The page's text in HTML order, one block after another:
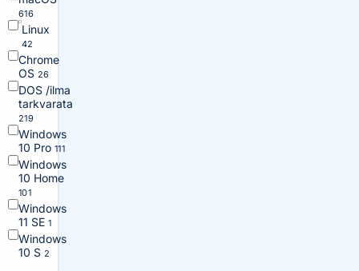
616
Linux
42
Chrome
OS 26
DOS /ilma
tarkvarata
219
Windows
10 Pro 111
Windows
10 Home
101
Windows
11 SE 1
Windows
10 S 2